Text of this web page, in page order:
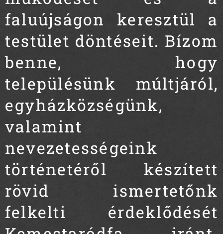
faluújságon keresztül a
testület döntéseit. Bízom
benne, hogy
településünk múltjáról,
egyházközségünk,
valamint
nevezetességeink
történetéről készített
rövid ismertetőnk
felkelti érdeklődését